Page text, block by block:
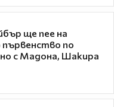
ще пее на
по
с Мадона, Шакира